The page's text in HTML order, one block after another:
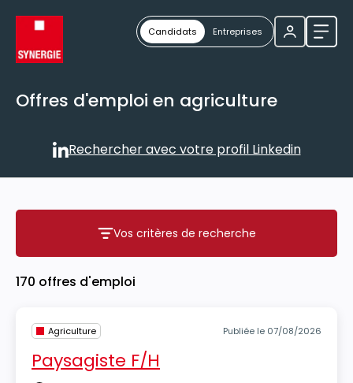
Candidats Entreprises
Offres d'emploi en agriculture
Rechercher avec votre
Rechercher avec votre profil Linkedin
Vos critères de recherche
Vos critères de recherche
170 offres d'emploi
Agriculture Publiée le 07/08/2026
Paysagiste F/H